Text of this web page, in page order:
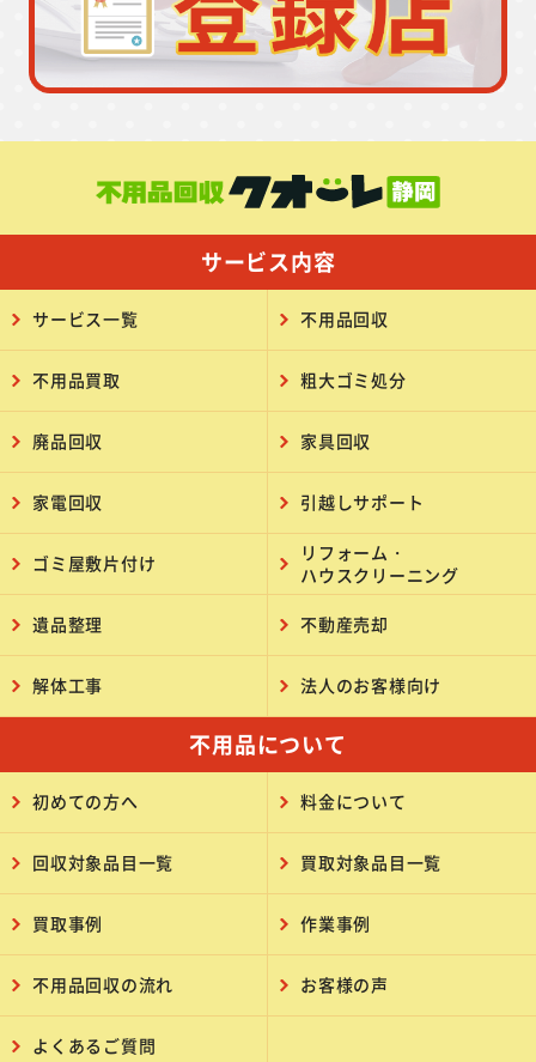
サービス内容
サービス一覧 不用品回収
不用品買取 粗大ゴミ処分
廃品回収 家具回収
家電回収 引越しサポート
ゴミ屋敷片付け
リフォーム・
ハウスクリーニング
遺品整理 不動産売却
解体工事 法人のお客様向け
不用品について
初めての方へ 料金について
回収対象品目一覧 買取対象品目一覧
買取事例 作業事例
不用品回収の流れ お客様の声
よくあるご質問